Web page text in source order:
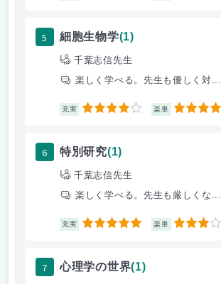
5 細胞生物学(1)
千葉志信先生
楽しく学べる。先生も優しく対...
充実 4 楽単 4
6 特別研究(1)
千葉志信先生
楽しく学べる。先生も厳しくな...
充実 5 楽単 3
7 心理学の世界(1)